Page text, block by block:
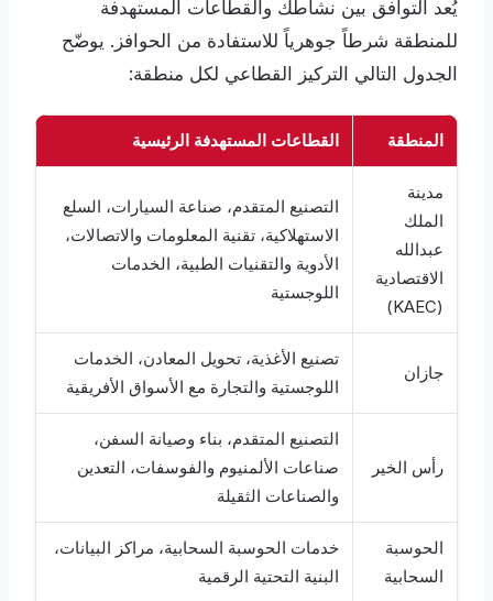
يُعد التوافق بين نشاطك والقطاعات المستهدفة
للمنطقة شرطاً جوهرياً للاستفادة من الحوافز. يوضّح
الجدول التالي التركيز القطاعي لكل منطقة:
المنطقة القطاعات المستهدفة الرئيسية
مدينة
الملك
عبدالله
الاقتصادية
(KAEC)
التصنيع المتقدم، صناعة السيارات، السلع
الاستهلاكية، تقنية المعلومات والاتصالات،
الأدوية والتقنيات الطبية، الخدمات
اللوجستية
جازان
تصنيع الأغذية، تحويل المعادن، الخدمات
اللوجستية والتجارة مع الأسواق الأفريقية
رأس الخير
التصنيع المتقدم، بناء وصيانة السفن،
صناعات الألمنيوم والفوسفات، التعدين
والصناعات الثقيلة
الحوسبة
السحابية
خدمات الحوسبة السحابية، مراكز البيانات،
البنية التحتية الرقمية